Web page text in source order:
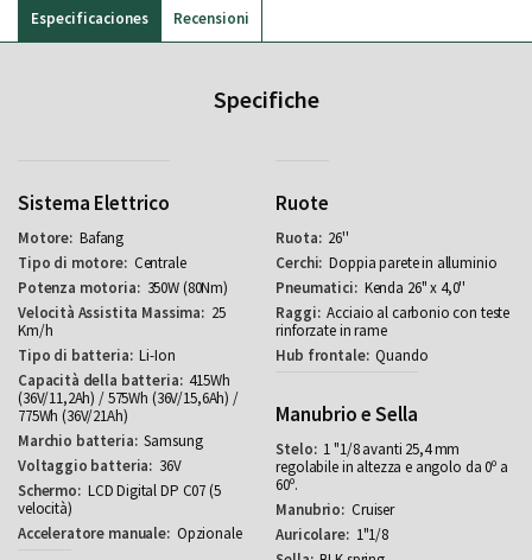
Especificaciones
Specifiche
Sistema Elettrico
Bafang
Centrale
350W (80Nm)
25
Km/h
Li-Ion
415Wh
(36V/11,2Ah) / 575Wh (36V/15,6Ah) /
775Wh (36V/21Ah)
Samsung
36V
LCD Digital DP C07 (5
velocità)
Opzionale
Ruote
26''
Doppia parete in alluminio
Kenda 26" x 4,0''
Acciaio al carbonio con teste
rinforzate in rame
Quando
Manubrio e Sella
1 "1/8 avanti 25,4 mm
regolabile in altezza e angolo da 0º a
60º.
Cruiser
1"1/8
Recensioni